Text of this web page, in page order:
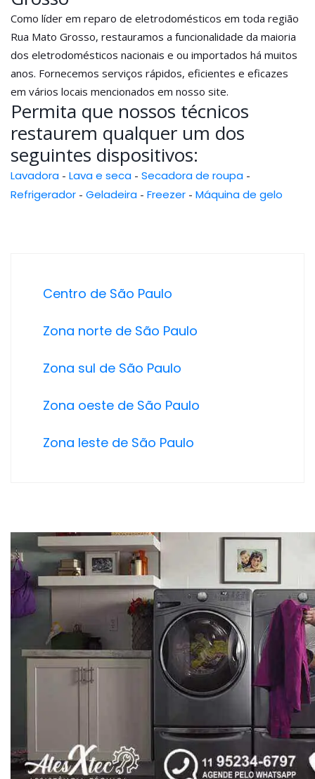
Como líder em reparo de eletrodomésticos em toda região
Rua Mato Grosso, restauramos a funcionalidade da maioria
dos eletrodomésticos nacionais e ou importados há muitos
anos. Fornecemos serviços rápidos, eficientes e eficazes
em vários locais mencionados em nosso site.
Permita que nossos técnicos
restaurem qualquer um dos
seguintes dispositivos:
Lavadora - Lava e seca - Secadora de roupa -
Refrigerador - Geladeira - Freezer - Máquina de gelo
Centro de São Paulo
Zona norte de São Paulo
Zona sul de São Paulo
Zona oeste de São Paulo
Zona leste de São Paulo